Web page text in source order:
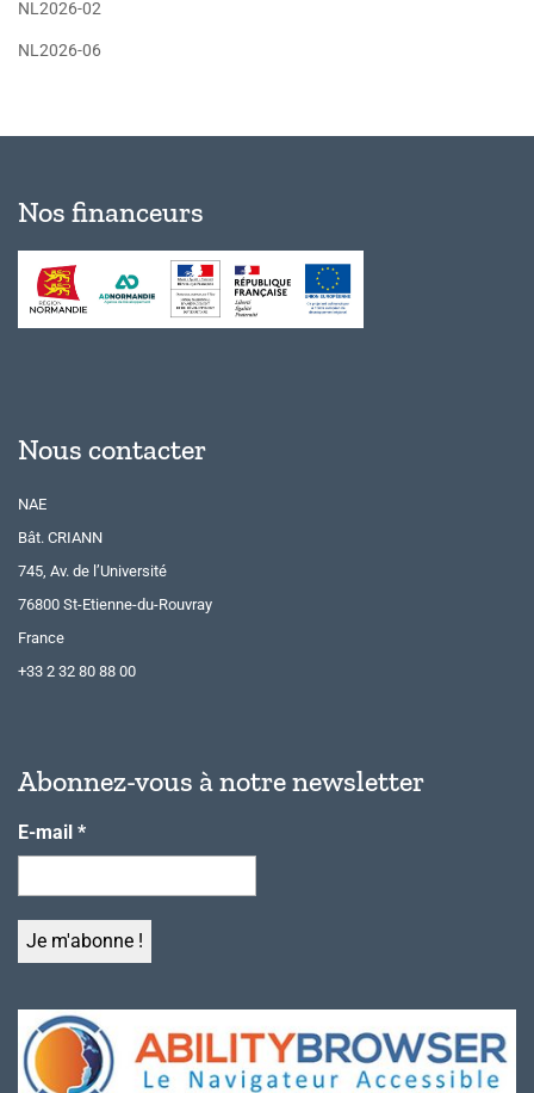
NL2026-02
NL2026-06
Nos financeurs
Nous contacter
NAE
Bât. CRIANN
745, Av. de l’Université
76800 St-Etienne-du-Rouvray
France
+33 2 32 80 88 00
Abonnez-vous à notre newsletter
E-mail *